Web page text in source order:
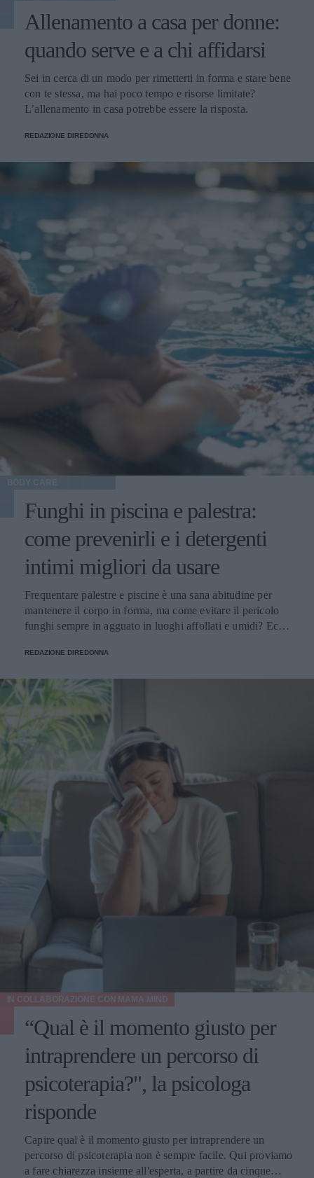
Allenamento a casa per donne:
quando serve e a chi affidarsi
Sei in cerca di un modo per rimetterti in forma e stare bene
con te stessa, ma hai poco tempo e risorse limitate?
L’allenamento in casa potrebbe essere la risposta.
REDAZIONE DIREDONNA
Funghi in piscina e palestra:
come prevenirli e i detergenti
intimi migliori da usare
Frequentare palestre e piscine è una sana abitudine per
mantenere il corpo in forma, ma come evitare il pericolo
funghi sempre in agguato in luoghi affollati e umidi? Ecco
REDAZIONE DIREDONNA
“Qual è il momento giusto per
intraprendere un percorso di
psicoterapia?", la psicologa
risponde
Capire qual è il momento giusto per intraprendere un
percorso di psicoterapia non è sempre facile. Qui proviamo
a fare chiarezza insieme all'esperta, a partire da cinque
IN COLLABORAZIONE CON MAMA MIND